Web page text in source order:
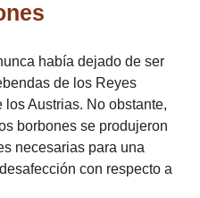
había dejado de ser
de los Reyes
los Austrias. No obstante,
borbones se produjeron
necesarias para una
con respecto a